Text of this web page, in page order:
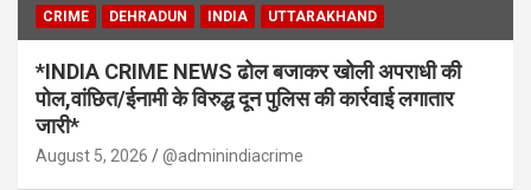
CRIME DEHRADUN INDIA UTTARAKHAND
*INDIA CRIME NEWS ढोल बजाकर खोली अपराधी की
पोल,वांछित/ईनामी के विरुद्ध दून पुलिस की कार्रवाई लगातार
जारी*
August 5, 2026 @adminindiacrime